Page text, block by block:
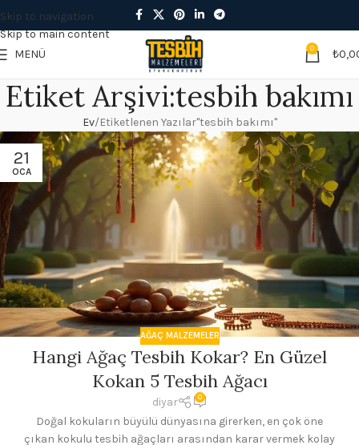
Skip to navigation
Skip to main content
MENÜ
0 ₺
Etiket Arşivi:tesbih bakımı
Ev Etiketlenen Yazılar"tesbih bakımı"
21
OCA
AĞAÇ MALZEMELER
Hangi Ağaç Tesbih Kokar? En Güzel
Kokan 5 Tesbih Ağacı
diyar 0
Doğal kokuların büyülü dünyasına girerken, en çok öne
çıkan kokulu tesbih ağaçları arasından karar vermek kolay